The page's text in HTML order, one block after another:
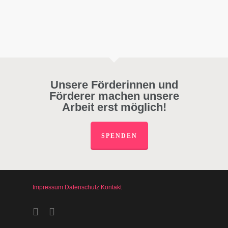
Unsere Förderinnen und
Förderer machen unsere
Arbeit erst möglich!
SPENDEN
Impressum Datenschutz Kontakt
facebookinstagram